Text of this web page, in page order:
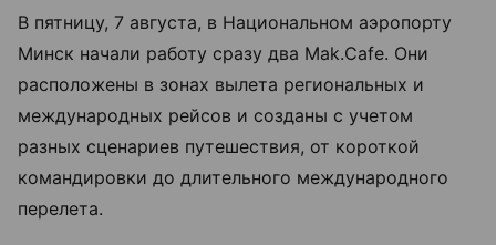
В пятницу, 7 августа, в Национальном аэропорту
Минск начали работу сразу два Mak.Cafe. Они
расположены в зонах вылета региональных и
международных рейсов и созданы с учетом
разных сценариев путешествия, от короткой
командировки до длительного международного
перелета.